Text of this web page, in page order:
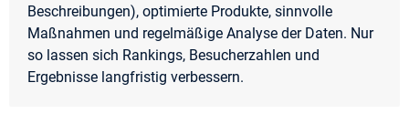
Beschreibungen), optimierte Produkte, sinnvolle
Maßnahmen und regelmäßige Analyse der Daten. Nur
so lassen sich Rankings, Besucherzahlen und
Ergebnisse langfristig verbessern.